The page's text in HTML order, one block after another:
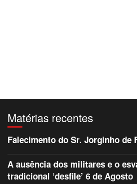
Matérias recentes
Falecimento do Sr. Jorginho de
A ausência dos militares e o
tradicional ‘desfile’ 6 de Agosto